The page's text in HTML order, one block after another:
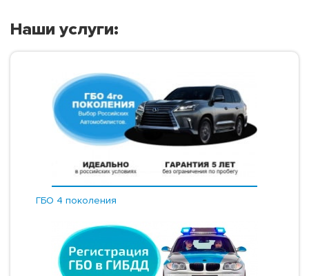
Наши услуги:
ГБО 4 поколения